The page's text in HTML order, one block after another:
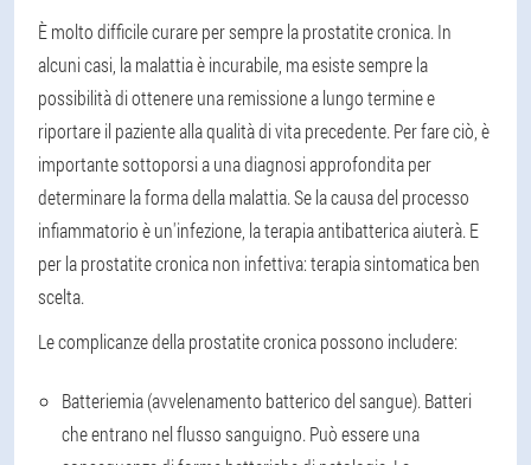
È molto difficile curare per sempre la prostatite cronica. In
alcuni casi, la malattia è incurabile, ma esiste sempre la
possibilità di ottenere una remissione a lungo termine e
riportare il paziente alla qualità di vita precedente. Per fare ciò, è
importante sottoporsi a una diagnosi approfondita per
determinare la forma della malattia. Se la causa del processo
infiammatorio è un'infezione, la terapia antibatterica aiuterà. E
per la prostatite cronica non infettiva: terapia sintomatica ben
scelta.
Le complicanze della prostatite cronica possono includere:
Batteriemia (avvelenamento batterico del sangue). Batteri
che entrano nel flusso sanguigno. Può essere una